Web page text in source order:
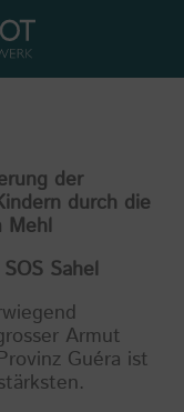
der
durch die
Mehl
Sahel
Armut
Guéra ist